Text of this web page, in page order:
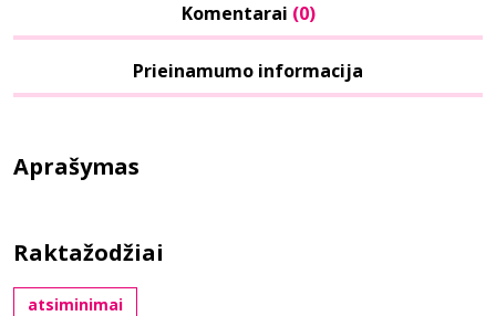
Komentarai (0)
Prieinamumo informacija
Aprašymas
Raktažodžiai
atsiminimai